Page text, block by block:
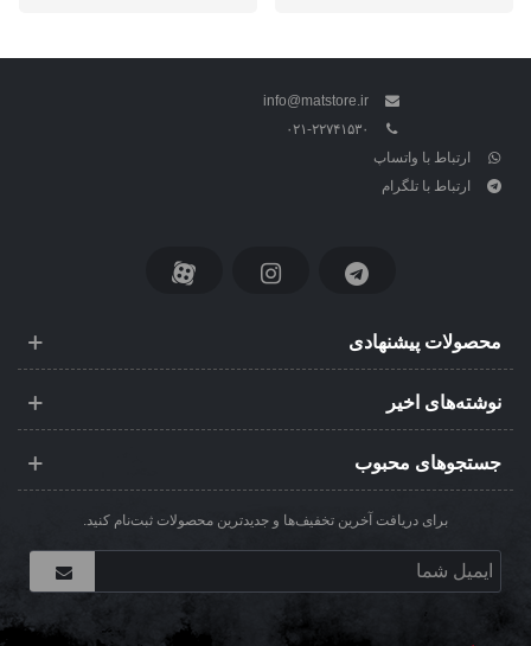
info@matstore.ir
۰۲۱-۲۲۷۴۱۵۳۰
ارتباط با واتساپ
ارتباط با تلگرام
محصولات پیشنهادی
نوشته‌های اخیر
جستجوهای محبوب
برای دریافت آخرین تخفیف‌ها و جدیدترین محصولات ثبت‌نام کنید.